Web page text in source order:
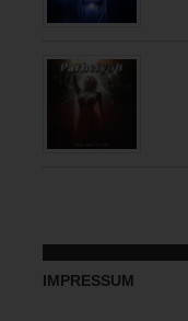
IMPRESSUM